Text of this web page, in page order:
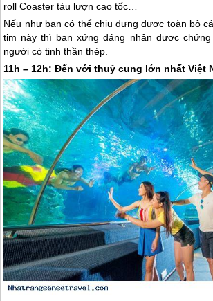
roll Coaster tàu lượn cao tốc…
Nếu như bạn có thể chịu đựng được toàn bộ
tim này thì bạn xứng đáng nhận được
người có tinh thần thép.
11h – 12h: Đến với thuỷ cung lớn nhất Việt